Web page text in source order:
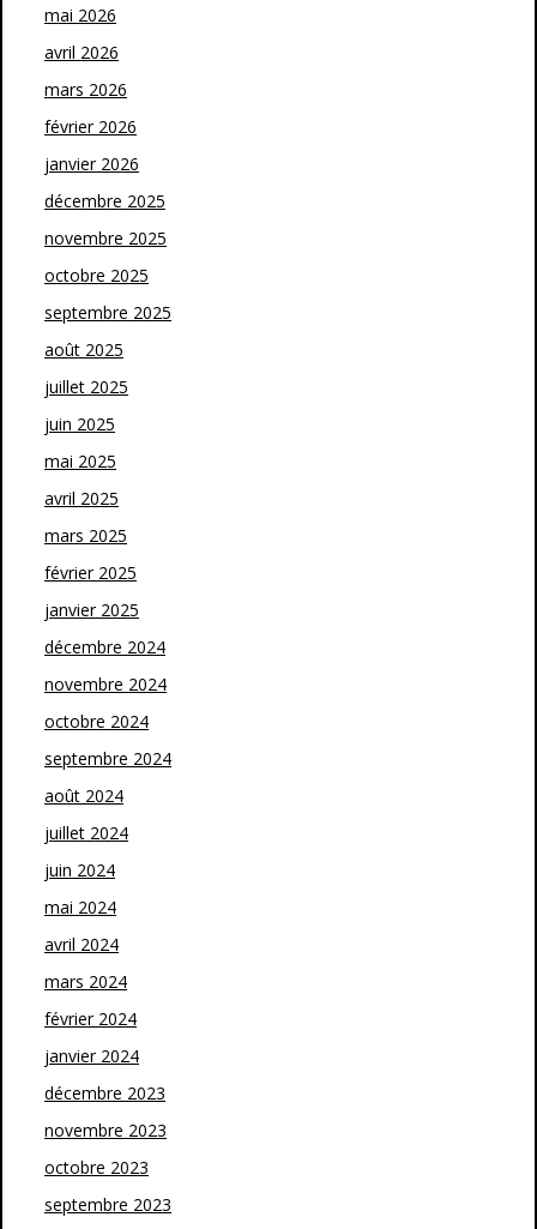
mai 2026
avril 2026
mars 2026
février 2026
janvier 2026
décembre 2025
novembre 2025
octobre 2025
septembre 2025
août 2025
juillet 2025
juin 2025
mai 2025
avril 2025
mars 2025
février 2025
janvier 2025
décembre 2024
novembre 2024
octobre 2024
septembre 2024
août 2024
juillet 2024
juin 2024
mai 2024
avril 2024
mars 2024
février 2024
janvier 2024
décembre 2023
novembre 2023
octobre 2023
septembre 2023